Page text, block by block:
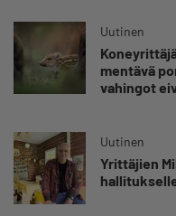
Uutinen
mentävä
vahingot
Uutinen
Yrittäjien